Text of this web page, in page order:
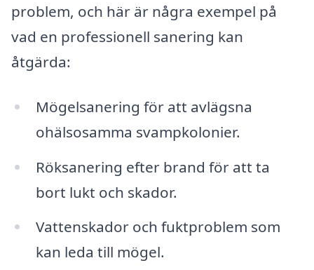
problem, och här är några exempel på
vad en professionell sanering kan
åtgärda:
Mögelsanering för att avlägsna
ohälsosamma svampkolonier.
Röksanering efter brand för att ta
bort lukt och skador.
Vattenskador och fuktproblem som
kan leda till mögel.